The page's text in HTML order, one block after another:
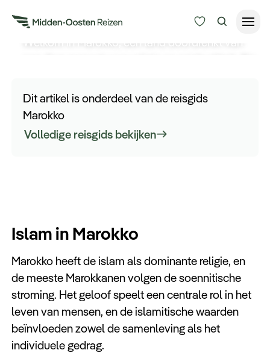
Religie in Marokko
Welkom in Marokko, een land doordrenkt van
cultuur, is het van belang om de betekenis van
religie in het dagelijks leven te begrijpen.
Dit artikel is onderdeel van de reisgids
Marokko
Volledige reisgids bekijken
Islam in Marokko
Marokko heeft de islam als dominante religie, en
de meeste Marokkanen volgen de soennitische
stroming. Het geloof speelt een centrale rol in het
leven van mensen, en de islamitische waarden
beïnvloeden zowel de samenleving als het
individuele gedrag.